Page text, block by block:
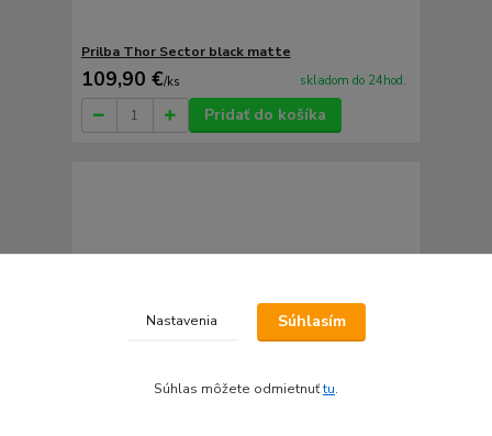
Prilba Thor Sector black matte
109,90 €/ks skladom do 24hod.
Pridať do košíka
Nastavenia Súhlasím
Súhlas môžete odmietnuťtu.